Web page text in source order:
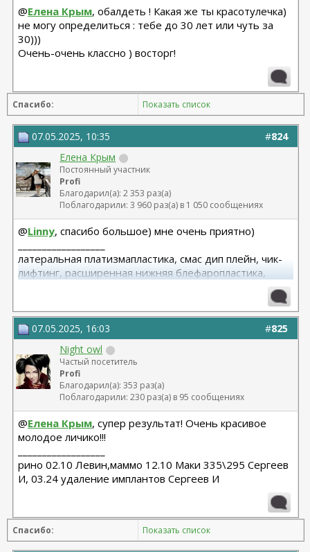
@Елена Крым, обалдеть ! Какая же ты красотулечка)
не могу определиться : тебе до 30 лет или чуть за
30)))
Очень-очень классно ) восторг!
Спасибо: Показать список
#824
07.05.2025, 10:35
Елена Крым
Постоянный участник
Profi
Благодарил(а): 2 353 раз(а)
Поблагодарили: 3 960 раз(а) в 1 050 сообщениях
@Linny, спасибо большое) мне очень приятно)
латеральная платизмапластика, смас дип плейн, чик-
лифтинг, расширенная нижняя блефаропластика,
височный лифтинг 04.25 Тегай Р.А. риносептопластика
#825
07.05.2025, 16:03
Night owl
Частый посетитель
Profi
Благодарил(а): 353 раз(а)
Поблагодарили: 230 раз(а) в 95 сообщениях
@Елена Крым, супер результат! Очень красивое
молодое личико!!!
рино 02.10 Левин,маммо 12.10 Маки 335\295 Сергеев
И, 03.24 удаление имплантов Сергеев И
Спасибо: Показать список